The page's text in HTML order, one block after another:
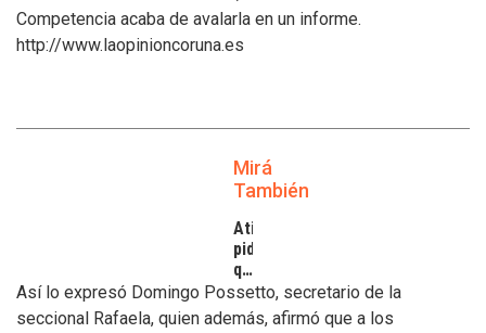
Competencia acaba de avalarla en un informe.
http://www.laopinioncoruna.es
Mirá
También
Atilra
pide
que
se
atiendan
Así lo expresó Domingo Possetto, secretario de la
seccional Rafaela, quien además, afirmó que a los